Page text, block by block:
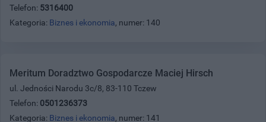
Telefon: 5316400
Kategoria: Biznes i ekonomia, numer: 140
Meritum Doradztwo Gospodarcze Maciej Hirsch
ul. Jedności Narodu 3c/8, 83-110 Tczew
Telefon: 0501236373
Kategoria: Biznes i ekonomia, numer: 141